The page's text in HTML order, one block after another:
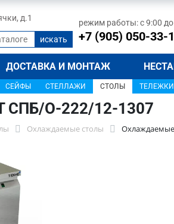
д.1 режим работы: с 9:00
+7 (905) 050-33-
ДОСТАВКА И МОНТАЖ
СЕЙФЫ СТЕЛЛАЖИ СТОЛЫ ТЕЛЕЖКИ
СПБ/О-222/12-1307
Охлаждаемые столы Охлаждаемые